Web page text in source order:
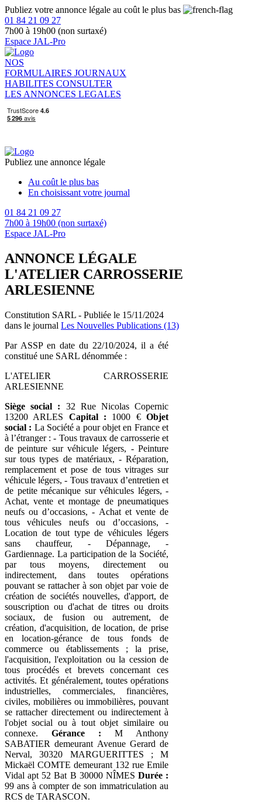
Publiez votre annonce légale au coût le plus bas
01 84 21 09 27
7h00 à 19h00 (non surtaxé)
Espace JAL-Pro
NOS
FORMULAIRES JOURNAUX
HABILITES CONSULTER
LES ANNONCES LEGALES
Publiez une annonce légale
Au coût le plus bas
En choisissant votre journal
01 84 21 09 27
7h00 à 19h00 (non surtaxé)
Espace JAL-Pro
ANNONCE LÉGALE
L'ATELIER CARROSSERIE
ARLESIENNE
Constitution SARL - Publiée le 15/11/2024
dans le journal Les Nouvelles Publications (13)
Par ASSP en date du 22/10/2024, il a été
constitué une SARL dénommée :
L'ATELIER CARROSSERIE
ARLESIENNE
Siège social : 32 Rue Nicolas Copernic
13200 ARLES Capital : 1000 €Objet
social : La Société a pour objet en France et
à l’étranger : - Tous travaux de carrosserie et
de peinture sur véhicule légers, - Peinture
sur tous types de matériaux, - Réparation,
remplacement et pose de tous vitrages sur
véhicule légers, - Tous travaux d’entretien et
de petite mécanique sur véhicules légers, -
Achat, vente et montage de pneumatiques
neufs ou d’occasions, - Achat et vente de
tous véhicules neufs ou d’occasions, -
Location de tout type de véhicules légers
sans chauffeur, - Dépannage, -
Gardiennage. La participation de la Société,
par tous moyens, directement ou
indirectement, dans toutes opérations
pouvant se rattacher à son objet par voie de
création de sociétés nouvelles, d'apport, de
souscription ou d'achat de titres ou droits
sociaux, de fusion ou autrement, de
création, d'acquisition, de location, de prise
en location-gérance de tous fonds de
commerce ou établissements ; la prise,
l'acquisition, l'exploitation ou la cession de
tous procédés et brevets concernant ces
activités. Et généralement, toutes opérations
industrielles, commerciales, financières,
civiles, mobilières ou immobilières, pouvant
se rattacher directement ou indirectement à
l'objet social ou à tout objet similaire ou
connexe. Gérance : M Anthony
SABATIER demeurant Avenue Gerard de
Nerval, 30320 MARGUERITTES ; M
Mickaël COMTE demeurant 132 rue Emile
Vidal apt 52 Bat B 30000 NÎMES Durée :
99 ans à compter de son immatriculation au
RCS de TARASCON.